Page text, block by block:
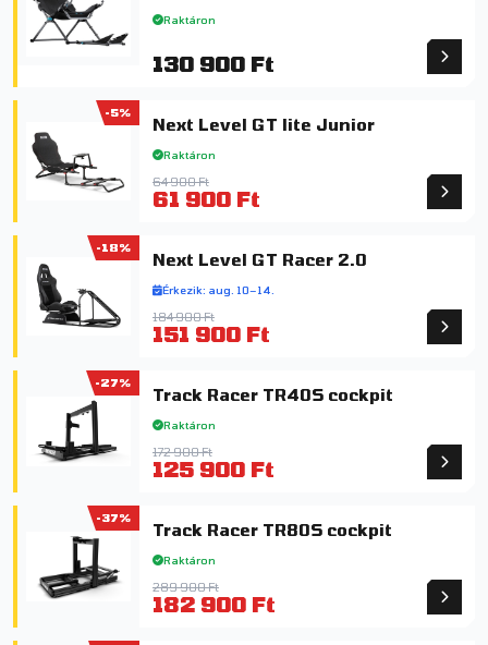
Raktáron
130 900 Ft
-5%
Next Level GT lite Junior
Raktáron
64 900 Ft
61 900 Ft
-18%
Next Level GT Racer 2.0
Érkezik: aug. 10–14.
184 900 Ft
151 900 Ft
-27%
Track Racer TR40S cockpit
Raktáron
172 900 Ft
125 900 Ft
-37%
Track Racer TR80S cockpit
Raktáron
289 900 Ft
182 900 Ft